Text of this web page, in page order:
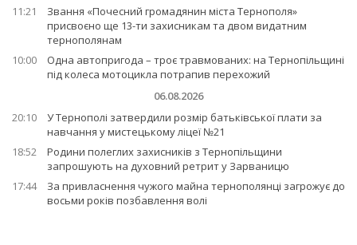
11:21
Звання «Почесний громадянин міста Тернополя»
присвоєно ще 13-ти захисникам та двом видатним
тернополянам
10:00
Одна автопригода – троє травмованих: на Тернопільщині
під колеса мотоцикла потрапив перехожий
06.08.2026
20:10
У Тернополі затвердили розмір батьківської плати за
навчання у мистецькому ліцеї №21
18:52
Родини полеглих захисників з Тернопільщини
запрошують на духовний ретрит у Зарваницю
17:44
За привласнення чужого майна тернополянці загрожує до
восьми років позбавлення волі